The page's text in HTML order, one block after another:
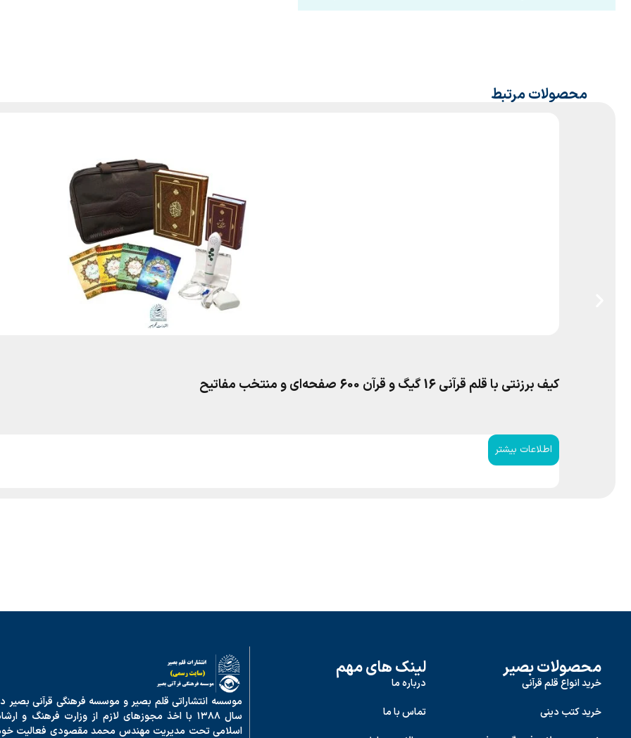
محصولات مرتبط
کیف برزنتی با قلم قرآنی 16 گیگ و قرآن 600 صفحه‌ای و منتخب مفاتیح
اطلاعات بیشتر
محصولات بصیر
خرید انواع قلم قرآنی
خرید کتب دینی
لینک های مهم
درباره ما
تماس با ما
موسسه انتشاراتی قلم بصیر و موسسه فرهنگی قرآنی بصیر
سال ۱۳۸۸ با اخذ مجوزهای لازم از وزارت فرهنگ و
اسلامی تحت مدیریت مهندس محمد مقصودی فعالیت